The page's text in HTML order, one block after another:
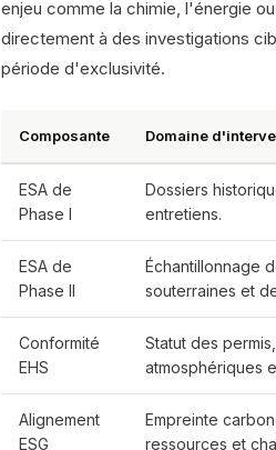
enjeu comme la chimie, l'énergie
directement à des investigations
période d'exclusivité.
Composante Domaine
ESA de
Phase I
Dossiers
entretiens.
ESA de
Phase II
Échantillonnage
souterraines et
Conformité
EHS
Statut des
atmosphériques
Alignement
ESG
Empreinte
ressources et